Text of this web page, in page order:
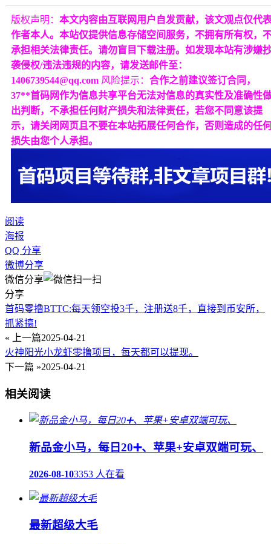
版权声明： 本文内容由互联网用户自发贡献，该文观点仅代
作者本人。本站仅提供信息存储空间服务，不拥有所有权，
承担相关法律责任。请勿盲目下载注册。如发现本站有涉嫌
袭侵权/违法违规的内容，请发送邮件至：
1406739544@qq.com 风险提示： 合作之前建议签订合同，
37**首码网作为信息共享平台无法对信息的真实性及准确性
出判断，不承担任何财产损失和法律责任，若您不同意该提
示，请关闭网页且不要在本站拓展任何合作，否则造成的任
损失由您个人承担。
阅读
海报
QQ 分享
微博分享
微信分享
分享
首码零撸BTTC:每天领空投3千，注册送8千，直接到币安所，
抓紧搞!
« 上一篇2025-04-21
火神阳光小龙虾零撸项目，每天都可以提现。
下一篇 »2025-04-21
相关阅读
新品金小马，每日20➕、苹果+安卓双端可玩、
2026-08-103353 人在看
最新超级大毛